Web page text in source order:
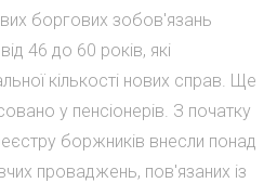
боргових зобов'язань
46 до 60 років, які
кількості нових справ. Ще
у пенсіонерів. З початку
боржників внесли понад
проваджень, пов'язаних із